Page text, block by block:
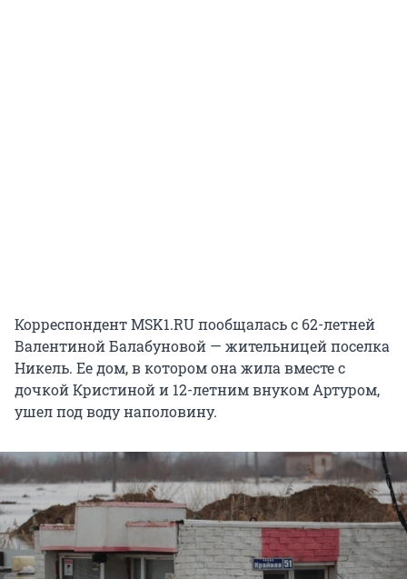
Корреспондент MSK1.RU пообщалась с 62-летней
Валентиной Балабуновой — жительницей поселка
Никель. Ее дом, в котором она жила вместе с
дочкой Кристиной и 12-летним внуком Артуром,
ушел под воду наполовину.